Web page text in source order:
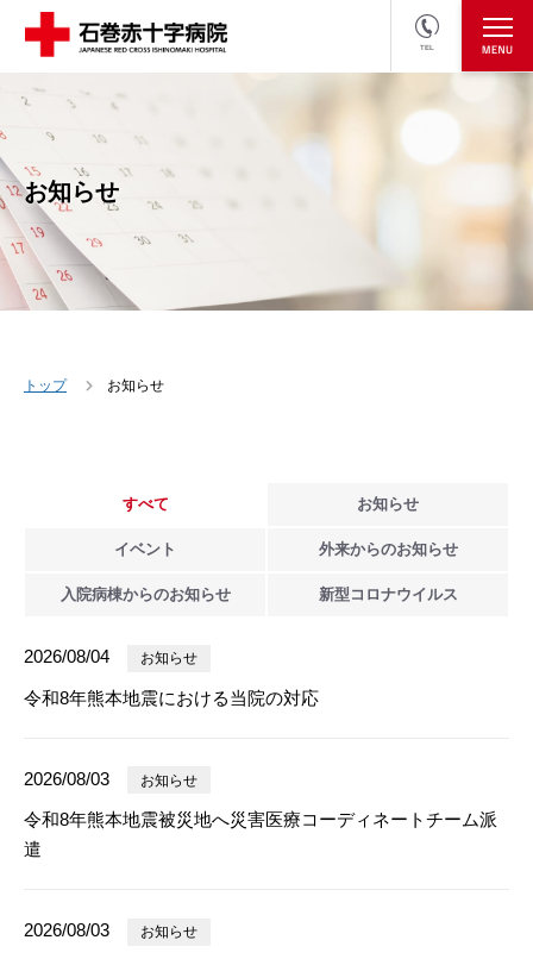
TEL
医療関係者の方
お知らせ
トップ お知らせ
すべて お知らせ
イベント 外来からのお知らせ
入院病棟からのお知らせ 新型 コロナウイルス
2026/08/04 お知らせ
令和8年熊本地震における当院の対応
2026/08/03 お知らせ
令和8年熊本地震被災地へ災害医療コーディネートチーム派
遣
2026/08/03 お知らせ